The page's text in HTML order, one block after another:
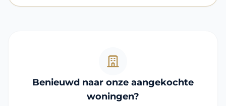
Benieuwd naar onze aangekochte
woningen?